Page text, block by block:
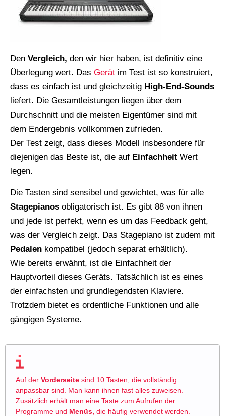
Den Vergleich, den wir hier haben, ist definitiv eine
Überlegung wert. Das Gerät im Test ist so konstruiert,
dass es einfach ist und gleichzeitig High-End-Sounds
liefert. Die Gesamtleistungen liegen über dem
Durchschnitt und die meisten Eigentümer sind mit
dem Endergebnis vollkommen zufrieden.
Der Test zeigt, dass dieses Modell insbesondere für
diejenigen das Beste ist, die auf Einfachheit Wert
legen.
Die Tasten sind sensibel und gewichtet, was für alle
Stagepianos obligatorisch ist. Es gibt 88 von ihnen
und jede ist perfekt, wenn es um das Feedback geht,
was der Vergleich zeigt. Das Stagepiano ist zudem mit
Pedalen kompatibel (jedoch separat erhältlich).
Wie bereits erwähnt, ist die Einfachheit der
Hauptvorteil dieses Geräts. Tatsächlich ist es eines
der einfachsten und grundlegendsten Klaviere.
Trotzdem bietet es ordentliche Funktionen und alle
gängigen Systeme.
Auf der Vorderseite sind 10 Tasten, die vollständig
anpassbar sind. Man kann ihnen fast alles zuweisen.
Zusätzlich erhält man eine Taste zum Aufrufen der
Programme und Menüs, die häufig verwendet werden.